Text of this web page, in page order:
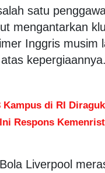
satu
mengantarkan
Inggris musim
kepergiaannya.
Kampus di RI
Respons
Liverpool